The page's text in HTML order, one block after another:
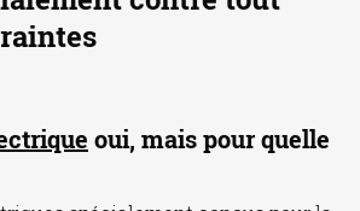
oui, mais pour quelle